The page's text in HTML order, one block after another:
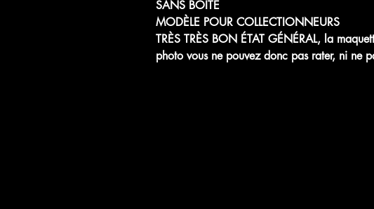
SANS BOITE
MODÈLE POUR COLLECTIONNEURS
TRÈS TRÈS BON ÉTAT GÉNÉRAL, la
photo vous ne pouvez donc pas rater, ni ne